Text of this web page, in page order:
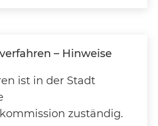
– Hinweise
ist in der Stadt
zuständig.